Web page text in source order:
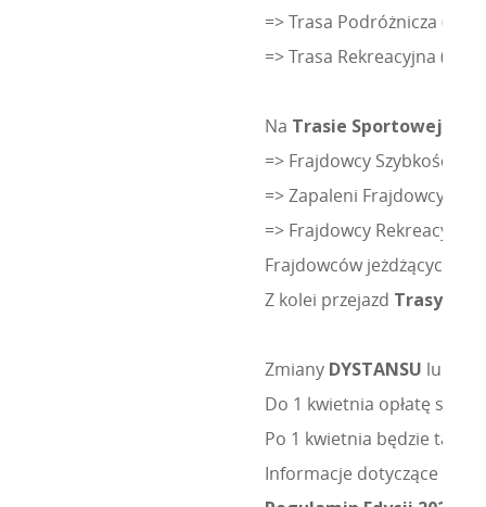
=> Trasa Podróżnicza
=> Trasa Rekreacyjna (70-
Na Trasie Sportowej
=> Frajdowcy
=> Zapaleni Frajdowcy =>
=> Frajdowcy Rekreacyjni
Frajdowców jeżdżących w
Z kolei przejazd Trasy
Zmiany DYSTANSU lub
Do 1 kwietnia opłatę
Po 1 kwietnia będzie
Informacje dotyczące